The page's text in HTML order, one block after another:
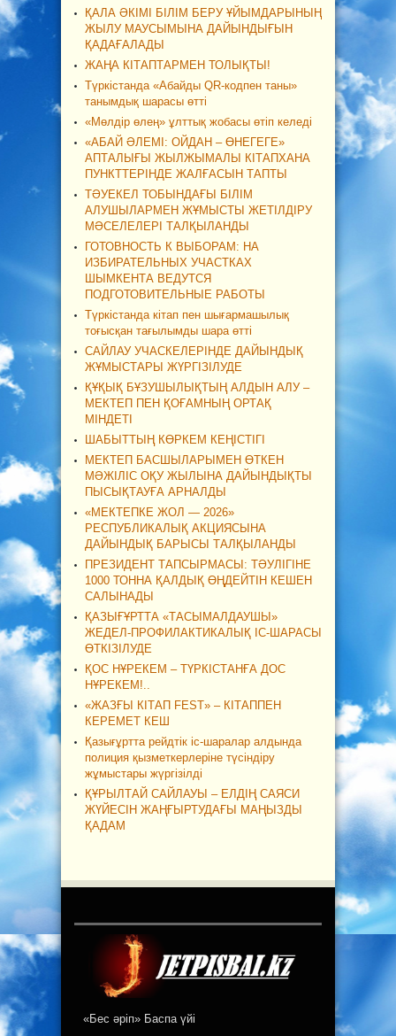
ҚАЛА ӘКІМІ БІЛІМ БЕРУ ҰЙЫМДАРЫНЫҢ
ЖЫЛУ МАУСЫМЫНА ДАЙЫНДЫҒЫН
ҚАДАҒАЛАДЫ
ЖАҢА КІТАПТАРМЕН ТОЛЫҚТЫ!
Түркістанда «Абайды QR-кодпен таны»
танымдық шарасы өтті
«Мөлдір өлең» ұлттық жобасы өтіп келеді
«АБАЙ ӘЛЕМІ: ОЙДАН – ӨНЕГЕГЕ»
АПТАЛЫҒЫ ЖЫЛЖЫМАЛЫ КІТАПХАНА
ПУНКТТЕРІНДЕ ЖАЛҒАСЫН ТАПТЫ
ТӘУЕКЕЛ ТОБЫНДАҒЫ БІЛІМ
АЛУШЫЛАРМЕН ЖҰМЫСТЫ ЖЕТІЛДІРУ
МӘСЕЛЕЛЕРІ ТАЛҚЫЛАНДЫ
ГОТОВНОСТЬ К ВЫБОРАМ: НА
ИЗБИРАТЕЛЬНЫХ УЧАСТКАХ
ШЫМКЕНТА ВЕДУТСЯ
ПОДГОТОВИТЕЛЬНЫЕ РАБОТЫ
Түркістанда кітап пен шығармашылық
тоғысқан тағылымды шара өтті
САЙЛАУ УЧАСКЕЛЕРІНДЕ ДАЙЫНДЫҚ
ЖҰМЫСТАРЫ ЖҮРГІЗІЛУДЕ
ҚҰҚЫҚ БҰЗУШЫЛЫҚТЫҢ АЛДЫН АЛУ –
МЕКТЕП ПЕН ҚОҒАМНЫҢ ОРТАҚ
МІНДЕТІ
ШАБЫТТЫҢ КӨРКЕМ КЕҢІСТІГІ
МЕКТЕП БАСШЫЛАРЫМЕН ӨТКЕН
МӘЖІЛІС ОҚУ ЖЫЛЫНА ДАЙЫНДЫҚТЫ
ПЫСЫҚТАУҒА АРНАЛДЫ
«МЕКТЕПКЕ ЖОЛ — 2026»
РЕСПУБЛИКАЛЫҚ АКЦИЯСЫНА
ДАЙЫНДЫҚ БАРЫСЫ ТАЛҚЫЛАНДЫ
ПРЕЗИДЕНТ ТАПСЫРМАСЫ: ТӘУЛІГІНЕ
1000 ТОННА ҚАЛДЫҚ ӨҢДЕЙТІН КЕШЕН
САЛЫНАДЫ
ҚАЗЫҒҰРТТА «ТАСЫМАЛДАУШЫ»
ЖЕДЕЛ-ПРОФИЛАКТИКАЛЫҚ ІС-ШАРАСЫ
ӨТКІЗІЛУДЕ
ҚОС НҰРЕКЕМ – ТҮРКІСТАНҒА ДОС
НҰРЕКЕМ!..
«ЖАЗҒЫ КІТАП FEST» – КІТАППЕН
КЕРЕМЕТ КЕШ
Қазығұртта рейдтік іс-шаралар алдында
полиция қызметкерлеріне түсіндіру
жұмыстары жүргізілді
ҚҰРЫЛТАЙ САЙЛАУЫ – ЕЛДІҢ САЯСИ
ЖҮЙЕСІН ЖАҢҒЫРТУДАҒЫ МАҢЫЗДЫ
ҚАДАМ
«Бес әріп» Баспа үйі